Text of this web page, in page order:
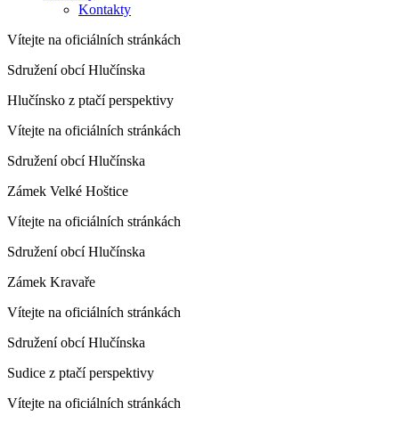
Kontakty
Vítejte na oficiálních stránkách
Sdružení obcí Hlučínska
Hlučínsko z ptačí perspektivy
Vítejte na oficiálních stránkách
Sdružení obcí Hlučínska
Zámek Velké Hoštice
Vítejte na oficiálních stránkách
Sdružení obcí Hlučínska
Zámek Kravaře
Vítejte na oficiálních stránkách
Sdružení obcí Hlučínska
Sudice z ptačí perspektivy
Vítejte na oficiálních stránkách